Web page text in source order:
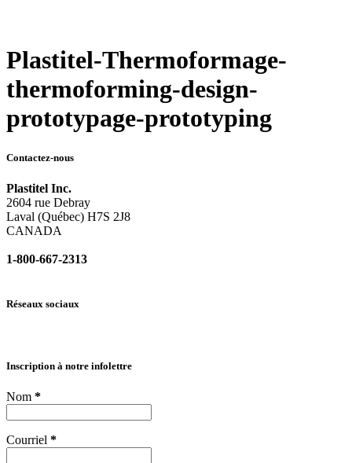
Plastitel-Thermoformage-
thermoforming-design-
prototypage-prototyping
Contactez-nous
Plastitel Inc.
2604 rue Debray
Laval (Québec) H7S 2J8
CANADA
1-800-667-2313
Réseaux sociaux
Inscription à notre infolettre
Nom *
Courriel *